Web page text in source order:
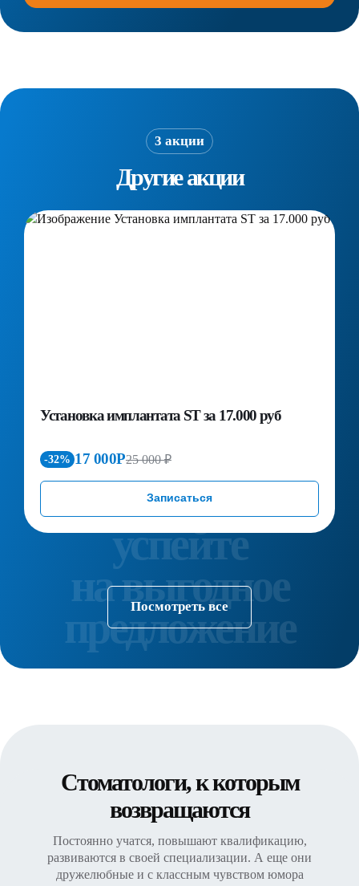
3 акции
Другие акции
Установка имплантата ST за 17.000 руб
-32% 17 000Р25 000 ₽
Записаться
Посмотреть все
Стоматологи, к которым
возвращаются
Постоянно учатся, повышают квалификацию,
развиваются в своей специализации. А еще они
дружелюбные и с классным чувством юмора